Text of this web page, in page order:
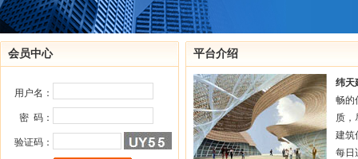
会员中心
用户名：
密 码：
验证码：
平台介绍
纬天
畅的
质，
建筑
每日